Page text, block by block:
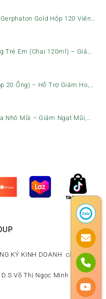
Gold Hộp 120 Viên
Chóng Mặt & Rối Loạn Tiền
Trẻ Em (Chai 120ml) – Giảm
20 Ống) – Hỗ Trợ Giảm Ho,
Nhỏ Mũi – Giảm Ngạt Mũi,
KÝ KINH DOANH cấp ngày
Võ Thị Ngọc Minh